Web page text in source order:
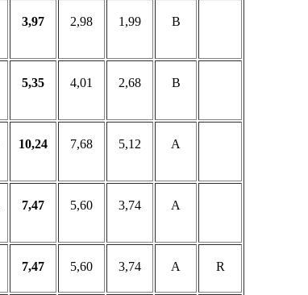
3,97 2,98 1,99 B
5,35 4,01 2,68 B
10,24 7,68 5,12 A
7,47 5,60 3,74 A
7,47 5,60 3,74 A R